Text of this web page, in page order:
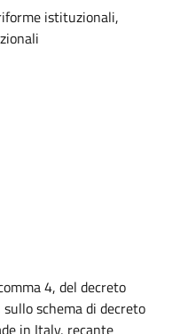
istituzionali,
4, del decreto
schema di decreto
in Italy, recante